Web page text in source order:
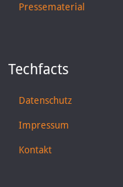
Pressematerial
Techfacts
Datenschutz
Impressum
Kontakt